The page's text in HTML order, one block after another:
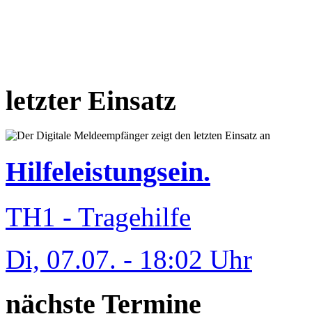
letzter Einsatz
Hilfeleistungsein.
TH1 - Tragehilfe
Di, 07.07. - 18:02 Uhr
nächste Termine